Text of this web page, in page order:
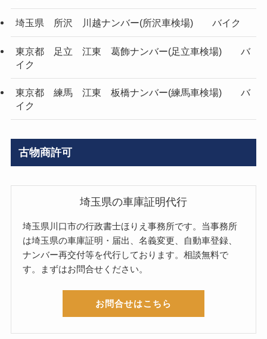
埼玉県 所沢 川越ナンバー(所沢車検場) バイク
東京都 足立 江東 葛飾ナンバー(足立車検場) バ
イク
東京都 練馬 江東 板橋ナンバー(練馬車検場) バ
イク
古物商許可
埼玉県の車庫証明代行
埼玉県川口市の行政書士ほりえ事務所です。当事務所
は埼玉県の車庫証明・届出、名義変更、自動車登録、
ナンバー再交付等を代行しております。相談無料で
す。まずはお問合せください。
お問合せはこちら